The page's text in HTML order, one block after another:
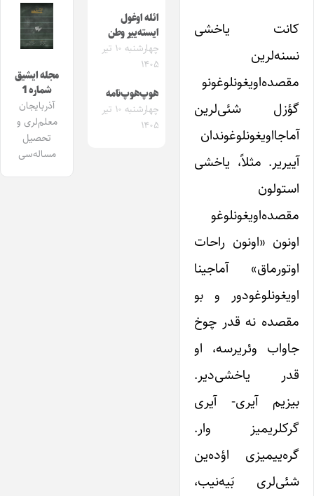
کانت یاخشی
نسنه‌لرین
مقصده‌اویغونلوغونو
گؤزل شئی‌لرین
آماجااویغونلوغوندان
آییریر. مثلاً، یاخشی
استولون
مقصده‌اویغونلوغو
اونون «اونون راحات
اوتورماق» آماجینا
اویغونلوغودور و بو
مقصده نه قدر چوخ
جاواب وئریرسه، او
قدر یاخشی‌دیر.
بیزیم آیری- آیری
گرکلریمیز وار.
گره‌ییمیزی اؤده‌ین
شئی‌لری بَیه‌نیب،
ائله اوغول
ایسته‌ییر وطن
چهارشنبه ۱۰ تیر
۱۴۰۵
هوپ‌هوپ‌نامه
چهارشنبه ۱۰ تیر
۱۴۰۵
مجله ایشیق
شماره 1
آذربایجان
معلم‌لری و
تحصیل
مساله‌سی